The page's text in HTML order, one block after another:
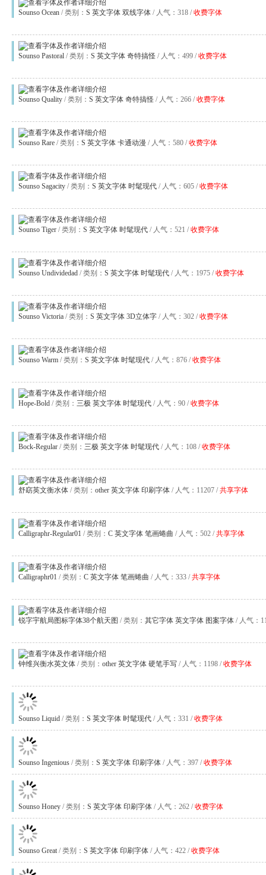
Sounso Ocean / 类别： S 英文字体 双线字体 / 人气：318 /收费字体
Sounso Pastoral / 类别： S 英文字体 奇特搞怪 / 人气：499 /收费字体
Sounso Quality / 类别： S 英文字体 奇特搞怪 / 人气：266 /收费字体
Sounso Rare / 类别： S 英文字体 卡通动漫 / 人气：580 /收费字体
Sounso Sagacity / 类别： S 英文字体 时髦现代 / 人气：605 /收费字体
Sounso Tiger / 类别： S 英文字体 时髦现代 / 人气：521 /收费字体
Sounso Undividedad / 类别： S 英文字体 时髦现代 / 人气：1975 /收费字体
Sounso Victoria / 类别： S 英文字体 3D立体字 / 人气：302 /收费字体
Sounso Warm / 类别： S 英文字体 时髦现代 / 人气：876 /收费字体
Hope-Bold / 类别： 三极 英文字体 时髦现代 / 人气：90 /收费字体
Bock-Regular / 类别： 三极 英文字体 时髦现代 / 人气：108 /收费字体
舒窈英文衡水体 / 类别： other 英文字体 印刷字体 / 人气：11207 /共享字体
Calligraphr-Regular01 / 类别： C 英文字体 笔画蜷曲 / 人气：502 /共享字体
Calligraphr01 / 类别： C 英文字体 笔画蜷曲 / 人气：333 /共享字体
锐字宇航局图标字体38个航天图 / 类别： 其它字体 英文字体 图案字体 / 人气：
钟维兴衡水英文体 / 类别： other 英文字体 硬笔手写 / 人气：1198 /收费字体
Sounso Liquid / 类别： S 英文字体 时髦现代 / 人气：331 /收费字体
Sounso Ingenious / 类别： S 英文字体 印刷字体 / 人气：397 /收费字体
Sounso Honey / 类别： S 英文字体 印刷字体 / 人气：262 /收费字体
Sounso Great / 类别： S 英文字体 印刷字体 / 人气：422 /收费字体